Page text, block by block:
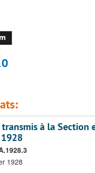
à la
1928